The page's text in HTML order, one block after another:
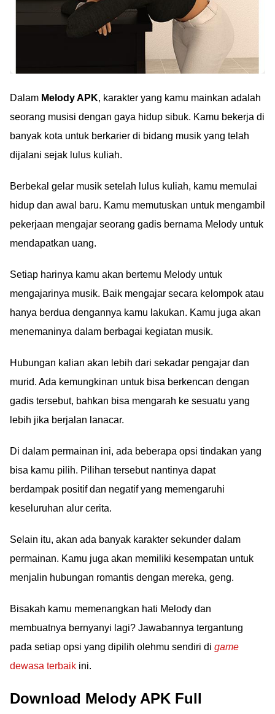
Dalam Melody APK, karakter yang kamu mainkan adalah
seorang musisi dengan gaya hidup sibuk. Kamu bekerja di
banyak kota untuk berkarier di bidang musik yang telah
dijalani sejak lulus kuliah.
Berbekal gelar musik setelah lulus kuliah, kamu memulai
hidup dan awal baru. Kamu memutuskan untuk mengambil
pekerjaan mengajar seorang gadis bernama Melody untuk
mendapatkan uang.
Setiap harinya kamu akan bertemu Melody untuk
mengajarinya musik. Baik mengajar secara kelompok atau
hanya berdua dengannya kamu lakukan. Kamu juga akan
menemaninya dalam berbagai kegiatan musik.
Hubungan kalian akan lebih dari sekadar pengajar dan
murid. Ada kemungkinan untuk bisa berkencan dengan
gadis tersebut, bahkan bisa mengarah ke sesuatu yang
lebih jika berjalan lanacar.
Di dalam permainan ini, ada beberapa opsi tindakan yang
bisa kamu pilih. Pilihan tersebut nantinya dapat
berdampak positif dan negatif yang memengaruhi
keseluruhan alur cerita.
Selain itu, akan ada banyak karakter sekunder dalam
permainan. Kamu juga akan memiliki kesempatan untuk
menjalin hubungan romantis dengan mereka, geng.
Bisakah kamu memenangkan hati Melody dan
membuatnya bernyanyi lagi? Jawabannya tergantung
pada setiap opsi yang dipilih olehmu sendiri di game
dewasa terbaik ini.
Download Melody APK Full